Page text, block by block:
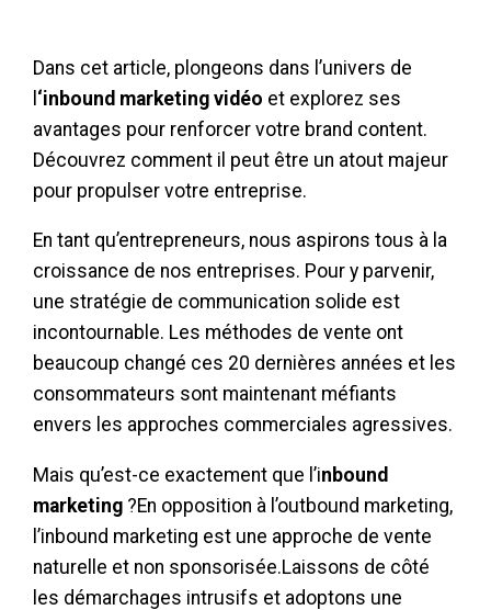
Dans cet article, plongeons dans l’univers de
‘inbound marketing vidéo et explorez ses
avantages pour renforcer votre brand content.
Découvrez comment il peut être un atout majeur
pour propulser votre entreprise.
En tant qu’entrepreneurs, nous aspirons tous à la
croissance de nos entreprises. Pour y parvenir,
une stratégie de communication solide est
incontournable. Les méthodes de vente ont
beaucoup changé ces 20 dernières années et les
consommateurs sont maintenant méfiants
envers les approches commerciales agressives.
Mais qu’est-ce exactement que l’inbound
marketing ?En opposition à l’outbound marketing,
l’inbound marketing est une approche de vente
naturelle et non sponsorisée.Laissons de côté
les démarchages intrusifs et adoptons une